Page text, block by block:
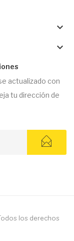
keyboard_arrow_down
keyboard_arrow_down
actualizado con
tu dirección de
los derechos